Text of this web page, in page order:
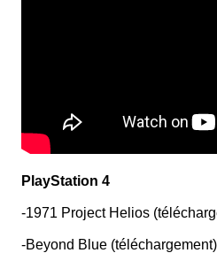
PlayStation 4
-1971 Project Helios
-Beyond Blue (téléchargement)